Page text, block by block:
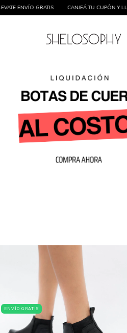
CANJEÁ TU CUPÓN Y LLEVATE ENVÍO GRATIS
ENVÍO GRATIS